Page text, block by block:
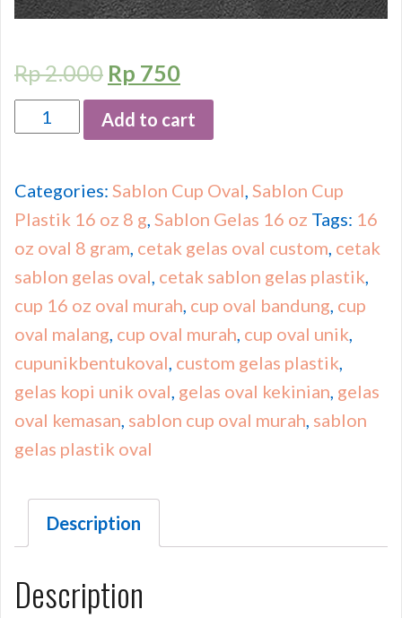
Rp2.000 Rp 750
Quantity Add to cart
Categories: Sablon Cup Oval Sablon Cup
Plastik 16 oz 8 g Sablon Gelas 16 oz Tags: 16
oz oval 8 gram cetak gelas oval custom cetak
sablon gelas oval cetak sablon gelas plastik
cup 16 oz oval murah cup oval bandung cup
oval malang cup oval murah cup oval unik
cupunikbentukoval custom gelas plastik
gelas kopi unik oval gelas oval kekinian gelas
oval kemasan sablon cup oval murah sablon
gelas plastik oval
Description
Description